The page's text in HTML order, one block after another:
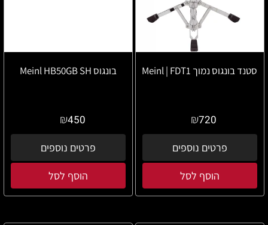
סטנד בונגוס נמוך Meinl | FDT1
₪720
פרטים נוספים
הוסף לסל
בונגוס Meinl HB50GB SH
₪450
פרטים נוספים
הוסף לסל